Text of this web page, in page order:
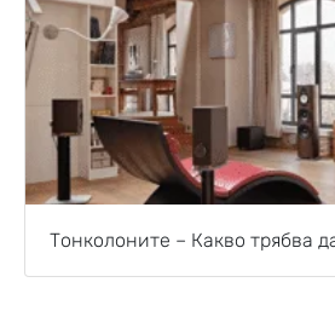
Тонколоните – Какво трябва